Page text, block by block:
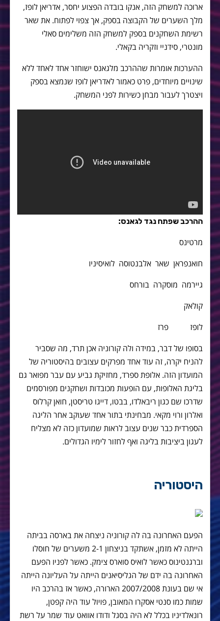
ארוכה למשחק הזה, אנקו בובדה הפצוע יחסר, אדריאן לופז,
מלך השערים של הקבוצה בספק, אך צפוי לפתוח. את שאר
רשימת השחקנים בספק למשחק הזה משלימים סאלי
מונטרי, סידניי וזקריה בקאלי.
ההערכות אומרות שההרכב מלגאנס ישוחזר אחד לאחד ללא
שינויים מיוחדים, פרט כאמור לאדריאן לופז שנמצא בספק
ויצטרך לעבור מבחן כשירות לפני המשחק.
ההרכב שפתח נגד לגאנס:
מרטינס
חואנפראן שאר אלבנטוסה לואיסיניו
גיירמה מוסקרה בורחס
קולאק
לופז פרז
בסופו של דבר, במידה ולה קורוניה אכן תרד, מה שסביר
להניח יקרה, זה עוד אחד מפרקים עצובים בהיסטוריה של
המועדון הזה. אלופת ספרד, מחזיקת גביע עם עבר מפואר גם
בליגת האלופות, עם הופעות מכובדות ושחקנים מפורסמים
שדרכו שם כגון ריבאלדו, בבטו, דייגו טריסטן, חואן קרלוס
ואלרון ורוי מקאי. מבחינתי בתור אחד שעוקב אחר הליגה
הספרדית כבר שנים עצוב לראות שמועדון כזה לא מצליח
לעגון ביציבות בליגה ואף לחזור לימיו הגדולים.
היסטוריה
הפעם האחרונה בה לה קורוניה ניצחה את בארסה בביתה
הייתה לא מזמן, אשתקד בניצחון 2-1 משערים של חוסלו
וברגנטינוס כאשר לואיס סוארס צימק. כאשר לפניו הפעם
האחרונה בה ידם של הגליסיאנים הייתה על העליונה הייתה
אי שם בעונת 2007/2008 הארורה, כאשר אז בהרכב היו
שמות כמו סנטי אסקרו המאובן, פויול עוד היה קפטן,
רונאלדיניו בכלל לא היה בסגל ודודו אוואט עוד שמר על רשת